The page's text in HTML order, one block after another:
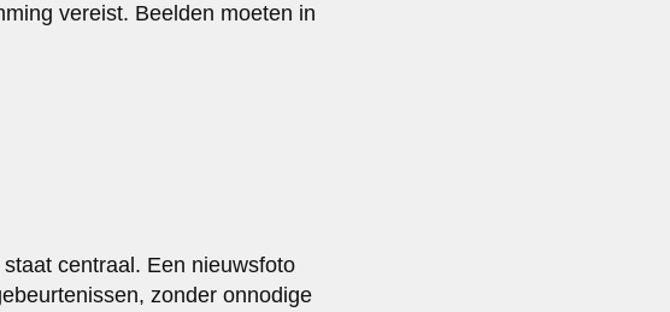
vereist. Beelden moeten in
centraal. Een nieuwsfoto
zonder onnodige